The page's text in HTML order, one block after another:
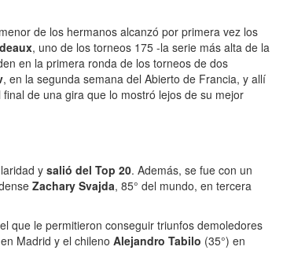
de los hermanos alcanzó por primera vez los
, uno de los torneos 175 -la serie más alta de la
en la primera ronda de los torneos de dos
, en la segunda semana del Abierto de Francia, y allí
de una gira que lo mostró lejos de su mejor
y salió del Top 20. Además, se fue con un
Zachary Svajda, 85° del mundo, en tercera
que le permitieron conseguir triunfos demoledores
Madrid y el chileno Alejandro Tabilo (35°) en